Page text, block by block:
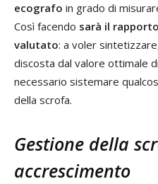
ecografo in grado di
Così facendo sarà il
valutato: a voler
discosta dal valore ottimale
necessario sistemare
della scrofa.
Gestione della
accrescimento